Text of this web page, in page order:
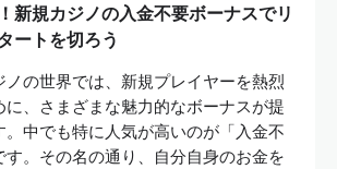
新規カジノの入金不要ボーナスでリ
ートを切ろう
ノの世界では、新規プレイヤーを熱烈
に、さまざまな魅力的なボーナスが提
。中でも特に人気が高いのが「入金不
す。その名の通り、自分自身のお金を